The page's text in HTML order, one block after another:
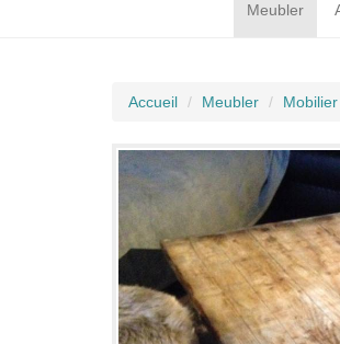
Meubler
Accueil Meubler